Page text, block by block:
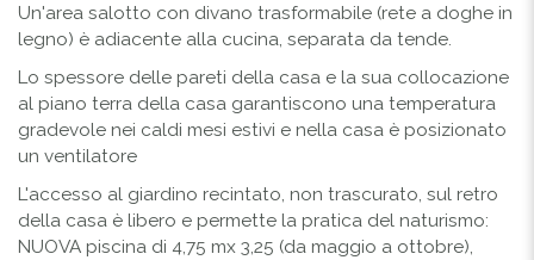
Un'area salotto con divano trasformabile (rete a doghe in
legno) è adiacente alla cucina, separata da tende.
Lo spessore delle pareti della casa e la sua collocazione
al piano terra della casa garantiscono una temperatura
gradevole nei caldi mesi estivi e nella casa è posizionato
un ventilatore
L'accesso al giardino recintato, non trascurato, sul retro
della casa è libero e permette la pratica del naturismo:
NUOVA piscina di 4,75 mx 3,25 (da maggio a ottobre),